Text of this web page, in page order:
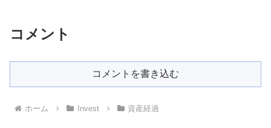
コメント
コメントを書き込む
ホーム Invest 資産経過